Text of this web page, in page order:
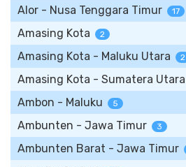
Alor - Nusa Tenggara Timur 17
Amasing Kota 2
Amasing Kota - Maluku Utara 2
Amasing Kota - Sumatera Utara
Ambon - Maluku 5
Ambunten - Jawa Timur 3
Ambunten Barat - Jawa Timur